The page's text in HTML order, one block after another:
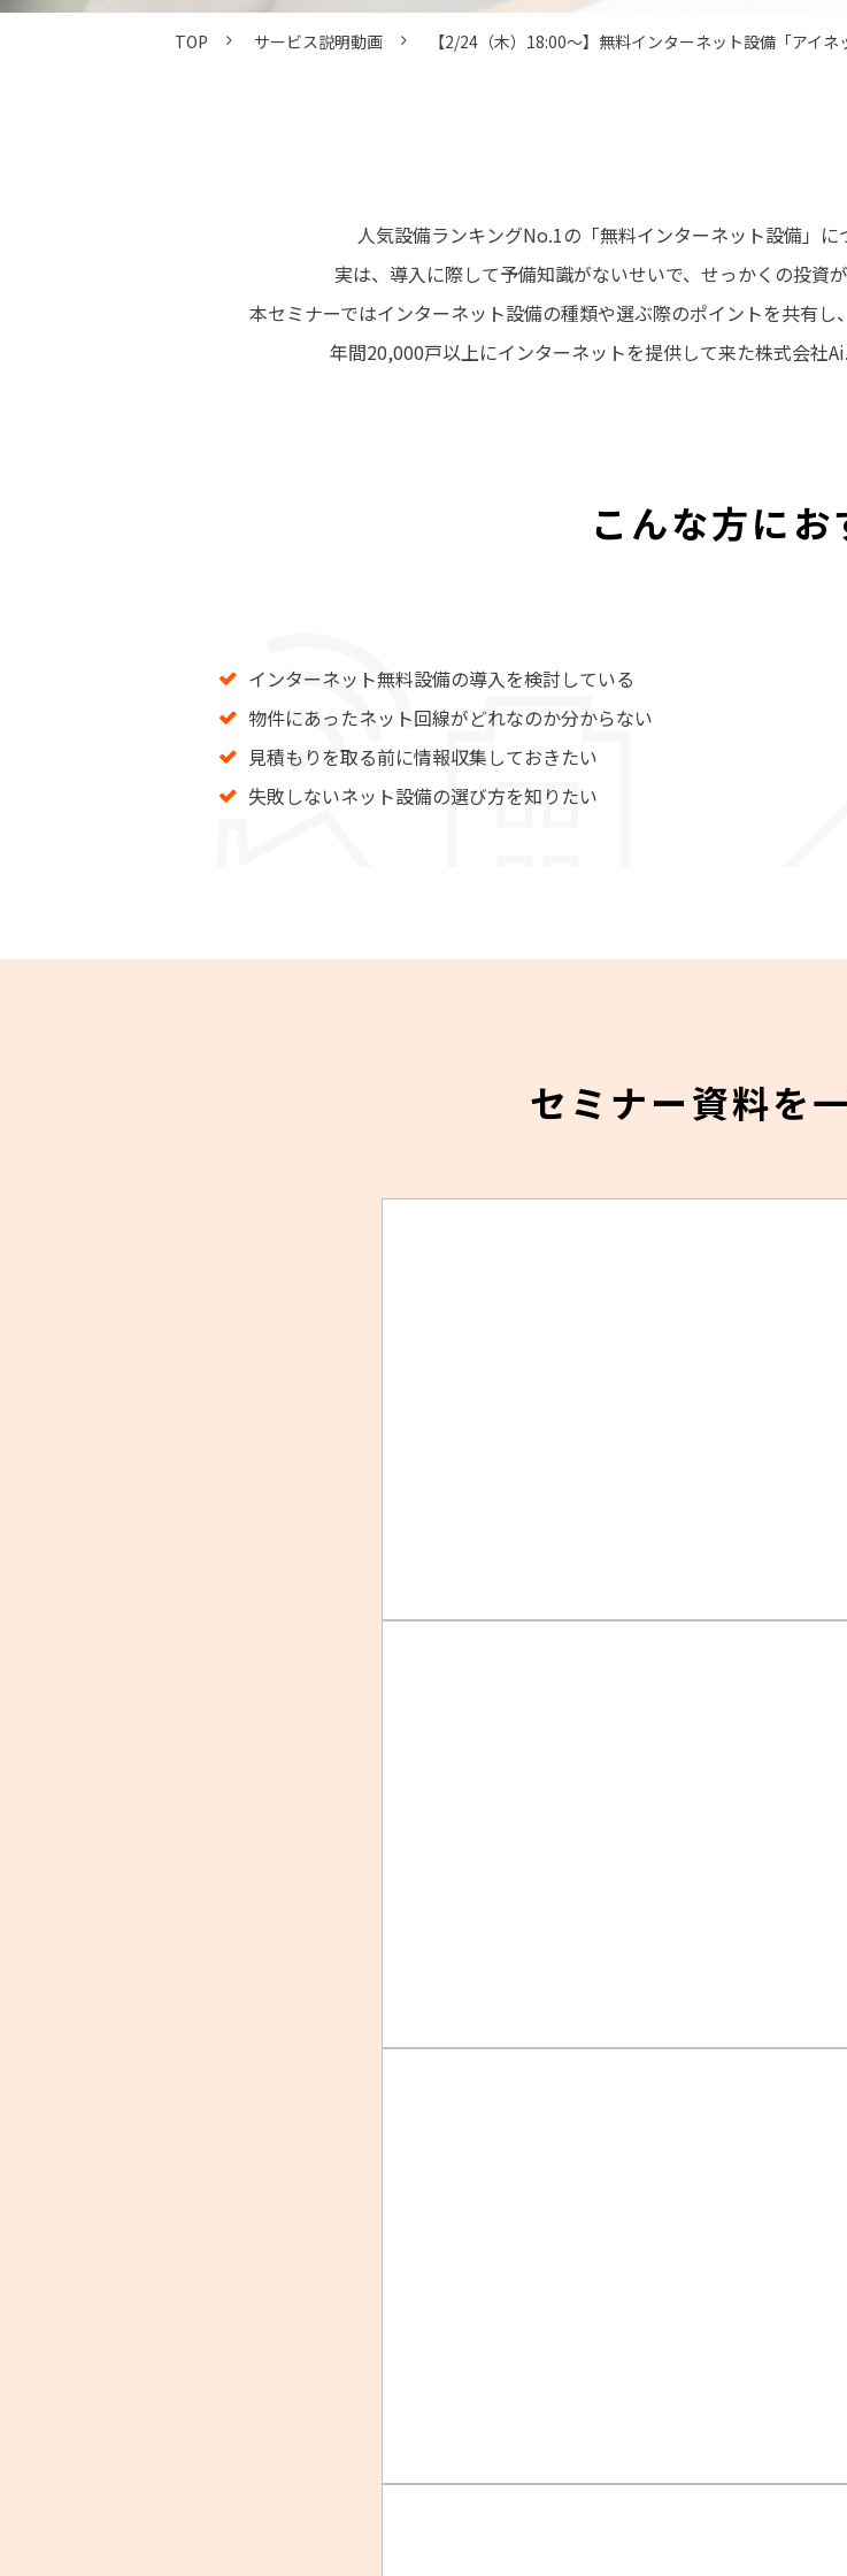
TOP サービス説明動画 【2/24（木）18:00〜】無料インターネット設備「アイネ
人気設備ランキングNo.1の「無料インターネット設備」に
実は、導入に際して予備知識がないせいで、せっかくの投資
本セミナーではインターネット設備の種類や選ぶ際のポイントを共有
年間20,000戸以上にインターネットを提供して来た株式会社
こんな方にお
インターネット無料設備の導入を検討している
物件にあったネット回線がどれなのか分からない
見積もりを取る前に情報収集しておきたい
失敗しないネット設備の選び方を知りたい
セミナー資料を